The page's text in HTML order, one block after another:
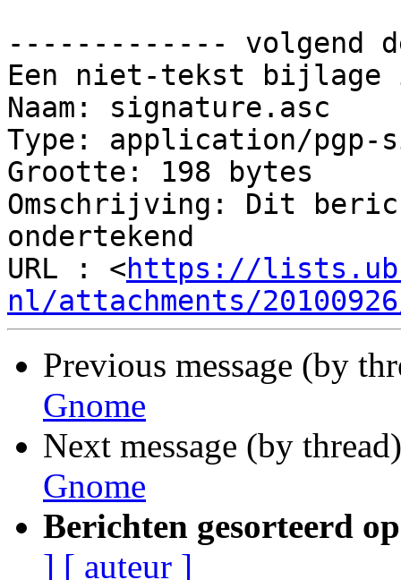
------------- volgend
Een niet-tekst
Naam: signature.asc
Type: application/pgp-
Grootte: 198 bytes
Omschrijving: Dit
ondertekend
URL : <https://
nl/attachments/
Previous message (by
Gnome
Next message (by
Gnome
Berichten gesorteerd
] [ auteur ]